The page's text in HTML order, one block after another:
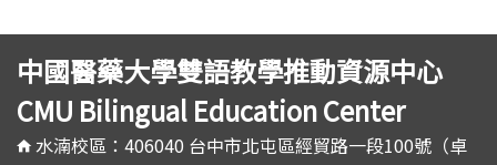
中國醫藥大學雙語教學推動資源中心
CMU Bilingual Education Center
水湳校區：406040 台中市北屯區經貿路一段100號（卓